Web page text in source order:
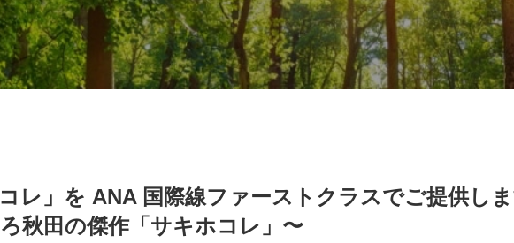
レ」を ANA 国際線ファーストクラスでご提供し
秋田の傑作「サキホコレ」〜